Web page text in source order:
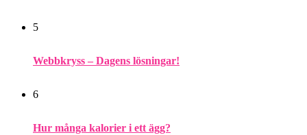
5
Webbkryss – Dagens lösningar!
6
Hur många kalorier i ett ägg?